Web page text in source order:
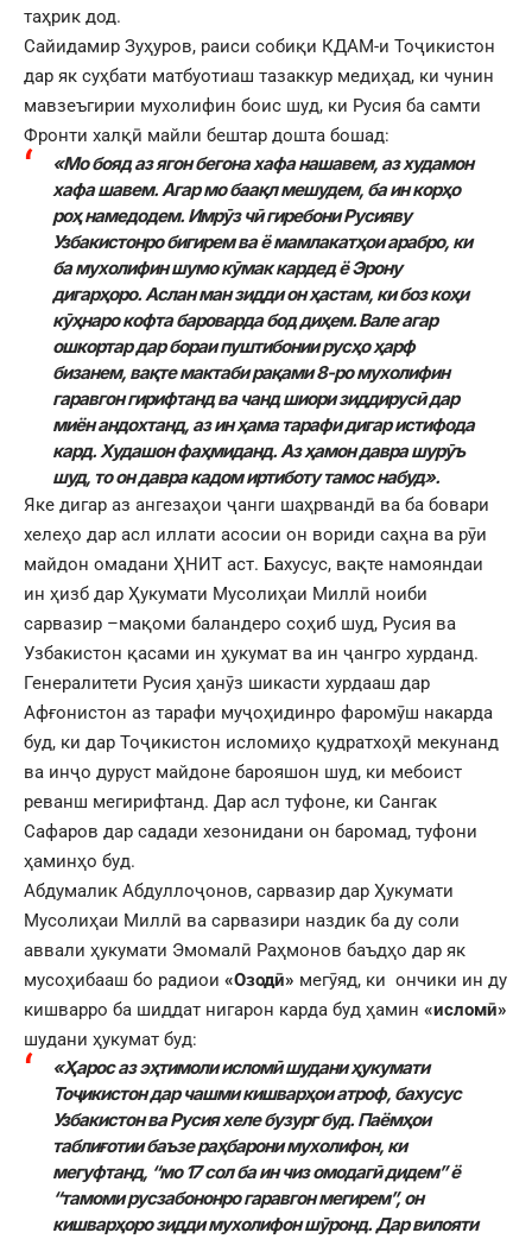
таҳрик дод.
Сайидамир Зуҳуров, раиси собиқи КДАМ-и Тоҷикистон
дар як суҳбати матбуотиаш тазаккур медиҳад, ки чунин
мавзеъгирии мухолифин боис шуд, ки Русия ба самти
Фронти халқӣ майли бештар дошта бошад:
«Мо бояд аз ягон бегона хафа нашавем, аз худамон
хафа шавем. Агар мо баақл мешудем, ба ин корҳо
роҳ намедодем. Имрӯз чӣ гиребони Русияву
Узбакистонро бигирем ва ё мамлакатҳои арабро, ки
ба мухолифин шумо кӯмак кардед ё Эрону
дигарҳоро. Аслан ман зидди он ҳастам, ки боз коҳи
кӯҳнаро кофта бароварда бод диҳем.Вале агар
ошкортар дар бораи пуштибонии русҳо ҳарф
бизанем, вақте мактаби рақами 8-ро мухолифин
гаравгон гирифтанд ва чанд шиори зиддирусӣ дар
миён андохтанд, аз ин ҳама тарафи дигар истифода
кард.Худашон фаҳмиданд. Аз ҳамон давра шурӯъ
шуд, то он давра кадом иртиботу тамос набуд».
Яке дигар аз ангезаҳои ҷанги шаҳрвандӣ ва ба бовари
хелеҳо дар асл иллати асосии он вориди саҳна ва рӯи
майдон омадани ҲНИТ аст. Бахусус, вақте намояндаи
ин ҳизб дар Ҳукумати Мусолиҳаи Миллӣ ноиби
сарвазир –мақоми баландеро соҳиб шуд, Русия ва
Узбакистон қасами ин ҳукумат ва ин ҷангро хурданд.
Генералитети Русия ҳанӯз шикасти хурдааш дар
Афғонистон аз тарафи муҷоҳидинро фаромӯш накарда
буд, ки дар Тоҷикистон исломиҳо қудратхоҳӣ мекунанд
ва инҷо дуруст майдоне барояшон шуд, ки мебоист
реванш мегирифтанд. Дар асл туфоне, ки Сангак
Сафаров дар садади хезонидани он баромад, туфони
ҳаминҳо буд.
Абдумалик Абдуллоҷонов, сарвазир дар Ҳукумати
Мусолиҳаи Миллӣ ва сарвазири наздик ба ду соли
аввали ҳукумати Эмомалӣ Раҳмонов баъдҳо дар як
мусоҳибааш бо радиои «Озодӣ» мегӯяд, ки ончики ин ду
кишварро ба шиддат нигарон карда буд ҳамин «исломӣ»
шудани ҳукумат буд:
«Ҳарос аз эҳтимоли исломӣ шудани ҳукумати
Тоҷикистон дар чашми кишварҳои атроф, бахусус
Узбакистон ва Русия хеле бузург буд. Паёмҳои
таблиғотии баъзе раҳбарони мухолифон, ки
мегуфтанд, “мо 17 сол ба ин чиз омодагӣ дидем” ё
“тамоми русзабононро гаравгон мегирем”, он
кишварҳоро зидди мухолифон шӯронд. Дар вилояти